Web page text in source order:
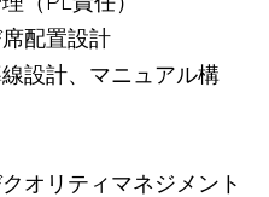
配置設計
設計、マニュアル構
オリティマネジメント